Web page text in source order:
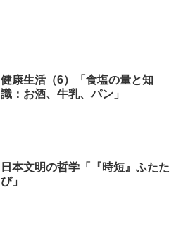
健康生活（6）「食塩の量と知
識：お酒、牛乳、パン」
日本文明の哲学「『時短』ふたた
び」